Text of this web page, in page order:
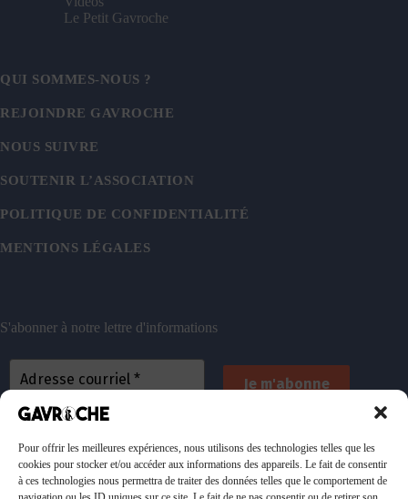
Pour offrir les meilleures expériences, nous utilisons des technologies telles que les
cookies pour stocker et/ou accéder aux informations des appareils. Le fait de consentir
à ces technologies nous permettra de traiter des données telles que le comportement de
Le Petit Gavroche
QUI SOMMES-NOUS ?
REJOINDRE GAVROCHE
NOUS SUIVRE
SOUTENIR L’ASSOCIATION
POLITIQUE DE CONFIDENTIALITÉ
MENTIONS LÉGALES
S'abonner à notre lettre d'informations
emails. Vous pouvez vous désinscrire à tout
moment. Consulteznotre politique de confidentialité
pour plus d’informations.